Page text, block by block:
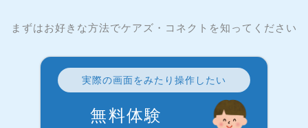
まずはお好きな方法でケアズ・コネクトを知ってください
実際の画面をみたり操作したい
無料体験